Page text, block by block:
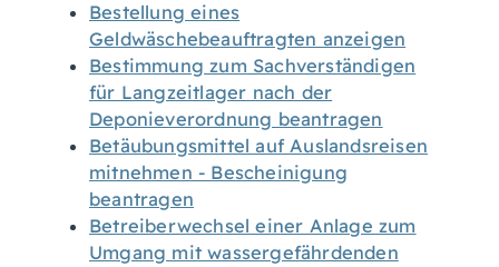
Bestellung eines
Geldwäschebeauftragten anzeigen
Bestimmung zum Sachverständigen
für Langzeitlager nach der
Deponieverordnung beantragen
Betäubungsmittel auf Auslandsreisen
mitnehmen - Bescheinigung
beantragen
Betreiberwechsel einer Anlage zum
Umgang mit wassergefährdenden